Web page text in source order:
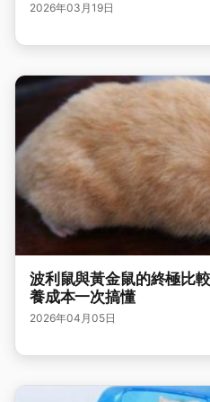
2026年03月19日
波利鼠與黃金鼠的終極比
養成本一次搞懂
2026年04月05日